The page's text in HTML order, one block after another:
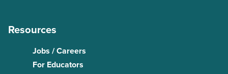
Resources
Jobs / Careers
For Educators